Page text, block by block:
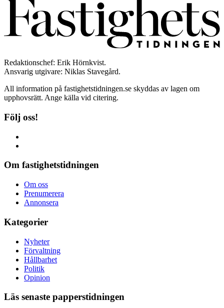
Redaktionschef: Erik Hörnkvist.
Ansvarig utgivare: Niklas Stavegård.
All information på fastighetstidningen.se skyddas av lagen om
upphovsrätt. Ange källa vid citering.
Följ oss!
Om fastighetstidningen
Om oss
Prenumerera
Annonsera
Kategorier
Nyheter
Förvaltning
Hållbarhet
Politik
Opinion
Läs senaste papperstidningen